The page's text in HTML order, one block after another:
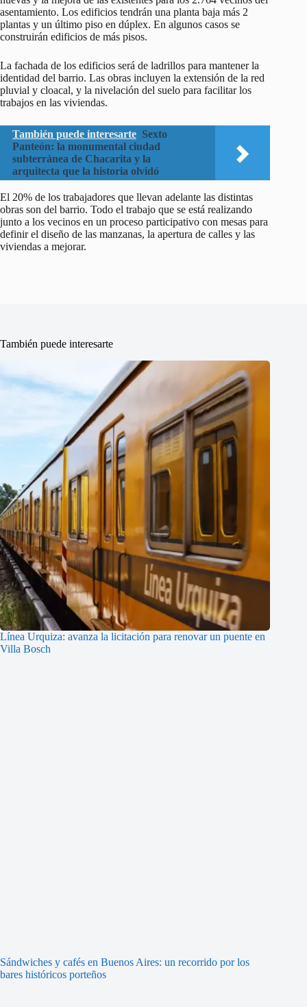
asentamiento. Los edificios tendrán una planta baja más 2
plantas y un último piso en dúplex. En algunos casos se
construirán edificios de más pisos.
La fachada de los edificios será de ladrillos para mantener la
identidad del barrio. Las obras incluyen la extensión de la red
pluvial y cloacal, y la nivelación del suelo para facilitar los
trabajos en las viviendas.
También puede interesarte Sexto
Panteón: la monumental ciudad
subterránea de Chacarita y la
arquitecta que la historia olvidó
El 20% de los trabajadores que llevan adelante las distintas
obras son del barrio. Todo el trabajo que se está realizando
junto a los vecinos en un proceso participativo con mesas para
definir el diseño de las manzanas, la apertura de calles y las
viviendas a mejorar.
También puede interesarte
Línea Urquiza: avanza la licitación para renovar un puente en
Villa Bosch
Sándwiches y cafés en Buenos Aires: un recorrido por los
bares históricos porteños